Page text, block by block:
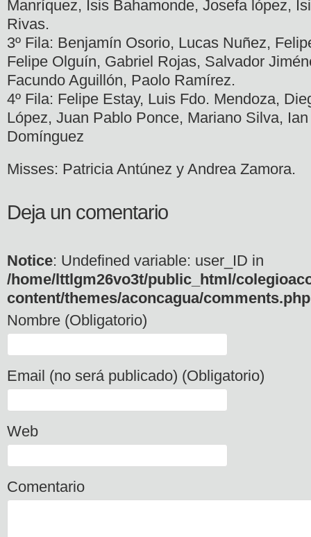
Manríquez, Isis Bahamonde, Josefa lópez,
Rivas.
3º Fila: Benjamín Osorio, Lucas Nuñez,
Felipe Olguín, Gabriel Rojas, Salvador
Facundo Aguillón, Paolo Ramírez.
4º Fila: Felipe Estay, Luis Fdo. Mendoza,
López, Juan Pablo Ponce, Mariano Silva,
Domínguez
Misses: Patricia Antúnez y Andrea Zamora.
Deja un comentario
Notice: Undefined variable: user_ID in
/home/lttlgm26vo3t/public_html/
content/themes/aconcagua/comments.php
Nombre (Obligatorio)
Email (no será publicado) (Obligatorio)
Web
Comentario